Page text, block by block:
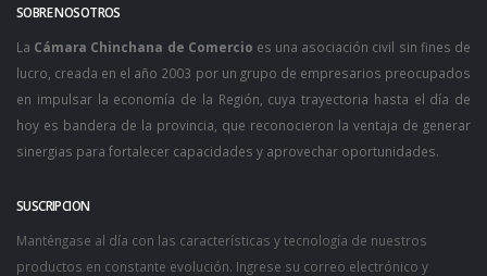
SOBRE NOSOTROS
La Cámara Chinchana de Comercio es una asociación civil sin fines de
lucro, creada en el año 2003 por un grupo de empresarios preocupados
en impulsar la economía de la Región, cuya trayectoria hasta el día de
hoy es bandera de la provincia, que reconocieron la ventaja de generar
sinergias para fortalecer capacidades y aprovechar oportunidades.
SUSCRIPCION
Manténgase al día con las características y tecnología de nuestros
productos en constante evolución. Ingrese su correo electrónico y